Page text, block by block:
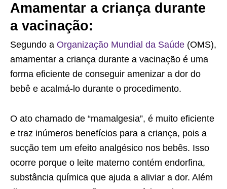
Amamentar a criança durante
a vacinação:
Segundo a Organização Mundial da Saúde (OMS),
amamentar a criança durante a vacinação é uma
forma eficiente de conseguir amenizar a dor do
bebê e acalmá-lo durante o procedimento.
O ato chamado de “mamalgesia”, é muito eficiente
e traz inúmeros benefícios para a criança, pois a
sucção tem um efeito analgésico nos bebês. Isso
ocorre porque o leite materno contém endorfina,
substância química que ajuda a aliviar a dor. Além